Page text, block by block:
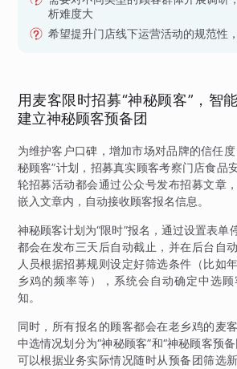
析难度大
希望提升门店线下运营活动的规范性
用麦客限时招募“神秘顾客”，智
建立神秘顾客预备团
为维护客户口碑，增加市场对品牌的信任
秘顾客”计划，招募真实顾客考察门店食品
轮招募活动都会通过公众号发布招募文章
嵌入文章内，自动接收顾客报名信息。
神秘顾客计划为“限时”报名，通过设置表单
都会在发布三天后自动截止，并在后台自
人员根据招募规则设定好筛选条件（比如
乡鸡的频率等），系统会自动确定中选
知。
同时，所有报名的顾客都会在老乡鸡的麦
中选情况划分为“神秘顾客”和“神秘顾客预
可以根据业务实际情况随时从预备团筛选